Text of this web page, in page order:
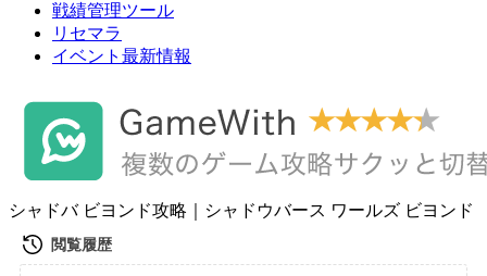
戦績管理ツール
リセマラ
イベント最新情報
シャドバ ビヨンド攻略｜シャドウバース ワールズ ビヨンド